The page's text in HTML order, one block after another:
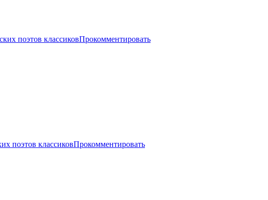
поэтов классиковПрокомментировать
поэтов классиковПрокомментировать